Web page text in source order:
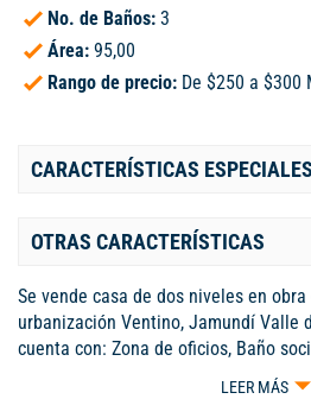
No. de Baños: 3
Área: 95,00
Rango de precio: De $250 a $300
CARACTERÍSTICAS ESPECIALES
OTRAS CARACTERÍSTICAS
Se vende casa de dos niveles en
urbanización Ventino, Jamundí Valle
cuenta con: Zona de oficios, Baño
Amplio patio posterior, Área para
LEER MÁS